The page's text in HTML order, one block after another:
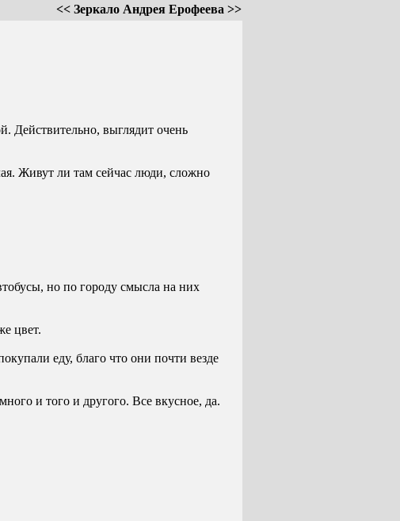
<< Зеркало Андрея Ерофеева >>
Действительно, выглядит очень
Живут ли там сейчас люди, сложно
но по городу смысла на них
цвет.
еду, благо что они почти везде
и того и другого. Все вкусное, да.